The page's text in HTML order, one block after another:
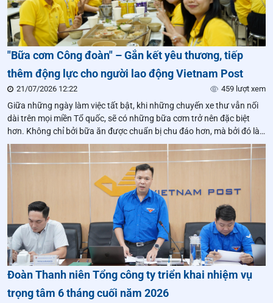
"Bữa cơm Công đoàn" – Gắn kết yêu thương, tiếp
thêm động lực cho người lao động Vietnam Post
21/07/2026 12:22 459 lượt xem
Giữa những ngày làm việc tất bật, khi những chuyến xe thư vẫn nối
dài trên mọi miền Tổ quốc, sẽ có những bữa cơm trở nên đặc biệt
hơn. Không chỉ bởi bữa ăn được chuẩn bị chu đáo hơn, mà bởi đó là
lúc Lãnh đạo đơn vị, tổ chức Công đoàn và người lao động cùng ngồi
lại, sẻ chia những câu chuyện công việc và cuộc sống.
Đoàn Thanh niên Tổng công ty triển khai nhiệm vụ
trọng tâm 6 tháng cuối năm 2026